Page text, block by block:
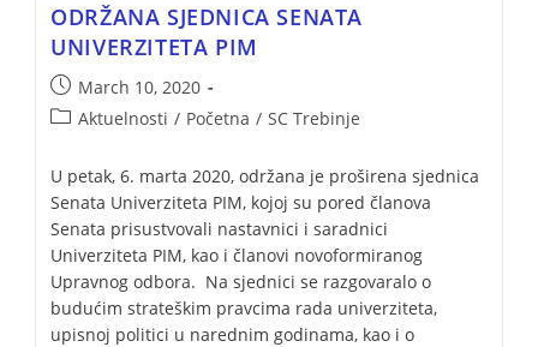
ODRŽANA SJEDNICA SENATA
UNIVERZITETA PIM
March 10, 2020
Aktuelnosti / Početna / SC Trebinje
U petak, 6. marta 2020, održana je proširena sjednica
Senata Univerziteta PIM, kojoj su pored članova
Senata prisustvovali nastavnici i saradnici
Univerziteta PIM, kao i članovi novoformiranog
Upravnog odbora. Na sjednici se razgovaralo o
budućim strateškim pravcima rada univerziteta,
upisnoj politici u narednim godinama, kao i o